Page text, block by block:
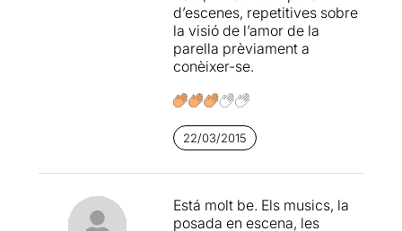
la pell explicant-nos com
van matar l'avorriment
canviant la roba de
burgesos per la de
xarxes de l'amor. Res de
nou, però molt ben dit.
d’escenes, repetitives sobre
la visió de l’amor de la
parella prèviament a
conèixer-se.
22/03/2015
Está molt be. Els musics, la
posada en escena, les